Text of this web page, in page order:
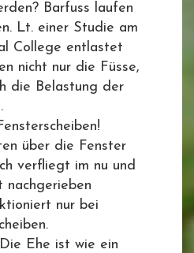
Barfuss laufen
Lt. einer Studie am
College entlastet
nicht nur die Füsse,
die Belastung der
über die Fenster
verfliegt im nu und
nachgerieben
nur bei
Ehe ist wie ein